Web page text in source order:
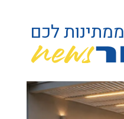
ממתינות לכם